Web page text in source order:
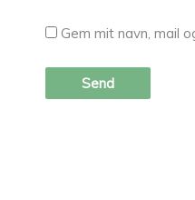
Gem mit navn, mail